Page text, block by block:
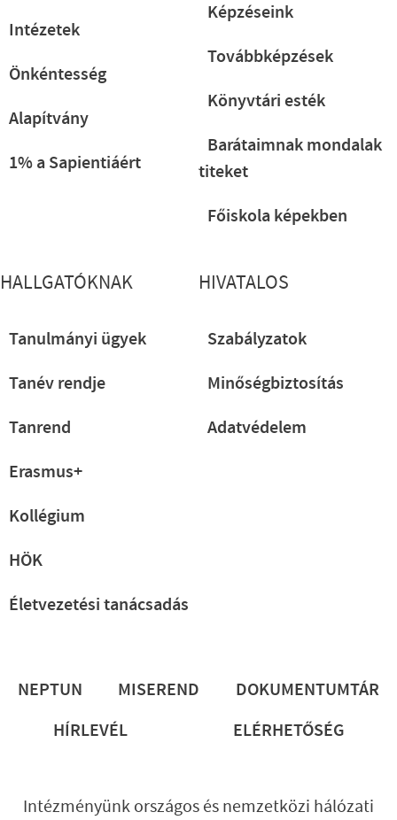
Intézetek
Önkéntesség
Alapítvány
1% a Sapientiáért
Képzéseink
Továbbképzések
Könyvtári esték
Barátaimnak mondalak
titeket
Főiskola képekben
HALLGATÓKNAK
Tanulmányi ügyek
Tanév rendje
Tanrend
Erasmus+
Kollégium
HÖK
Életvezetési tanácsadás
HIVATALOS
Szabályzatok
Minőségbiztosítás
Adatvédelem
Lábléc
NEPTUN MISEREND
DOKUMENTUMTÁR
HÍRLEVÉL
ELÉRHETŐSÉG
Intézményünk országos és nemzetközi hálózati